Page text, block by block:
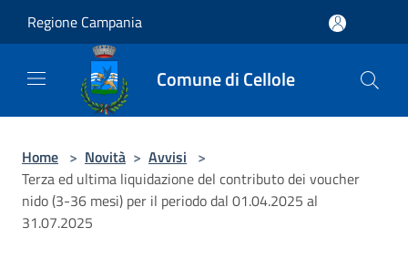
Regione Campania
Comune di Cellole
Home > Novità > Avvisi >
Terza ed ultima liquidazione del contributo dei voucher
nido (3-36 mesi) per il periodo dal 01.04.2025 al
31.07.2025